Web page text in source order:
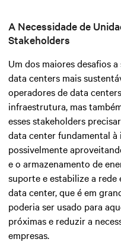
A Necessidade de
Stakeholders
Um dos maiores desafios
data centers mais
operadores de data
infraestrutura, mas
esses stakeholders
data center fundamental
possivelmente
e o armazenamento de
suporte e estabilize a
data center, que é em
poderia ser usado para
próximas e reduzir a
empresas.